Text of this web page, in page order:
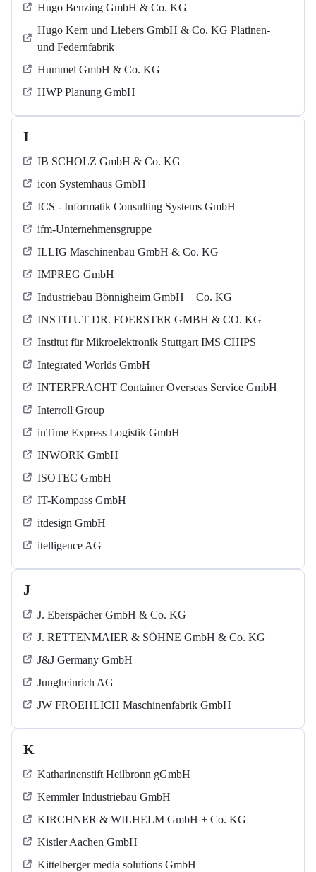
Hugo Benzing GmbH & Co. KG
Hugo Kern und Liebers GmbH & Co. KG Platinen-
und Federnfabrik
Hummel GmbH & Co. KG
HWP Planung GmbH
I
IB SCHOLZ GmbH & Co. KG
icon Systemhaus GmbH
ICS - Informatik Consulting Systems GmbH
ifm-Unternehmensgruppe
ILLIG Maschinenbau GmbH & Co. KG
IMPREG GmbH
Industriebau Bönnigheim GmbH + Co. KG
INSTITUT DR. FOERSTER GMBH & CO. KG
Institut für Mikroelektronik Stuttgart IMS CHIPS
Integrated Worlds GmbH
INTERFRACHT Container Overseas Service GmbH
Interroll Group
inTime Express Logistik GmbH
INWORK GmbH
ISOTEC GmbH
IT-Kompass GmbH
itdesign GmbH
itelligence AG
J
J. Eberspächer GmbH & Co. KG
J. RETTENMAIER & SÖHNE GmbH & Co. KG
J&J Germany GmbH
Jungheinrich AG
JW FROEHLICH Maschinenfabrik GmbH
K
Katharinenstift Heilbronn gGmbH
Kemmler Industriebau GmbH
KIRCHNER & WILHELM GmbH + Co. KG
Kistler Aachen GmbH
Kittelberger media solutions GmbH